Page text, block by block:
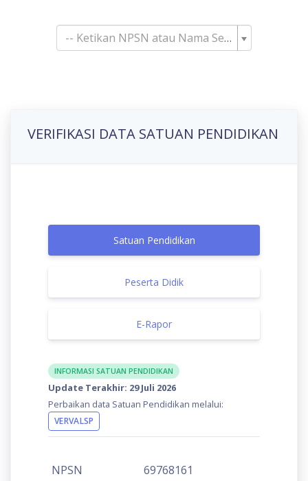
-- Ketikan NPSN atau Nama Sekolah--
VERIFIKASI DATA SATUAN PENDIDIKAN
Satuan Pendidikan
Peserta Didik
E-Rapor
INFORMASI SATUAN PENDIDIKAN
Update Terakhir: 29 Juli 2026
Perbaikan data Satuan Pendidikan melalui:
VERVALSP
NPSN
69768161